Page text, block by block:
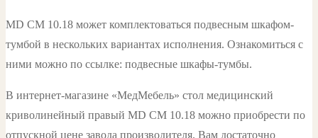
MD СМ 10.18 может комплектоваться подвесным шкафом-
тумбой в нескольких вариантах исполнения. Ознакомиться с
ними можно по ссылке: подвесные шкафы-тумбы.
В интернет-магазине «МедМебель» стол медицинский
криволинейный правый MD СМ 10.18 можно приобрести по
отпускной цене завода производителя. Вам достаточно